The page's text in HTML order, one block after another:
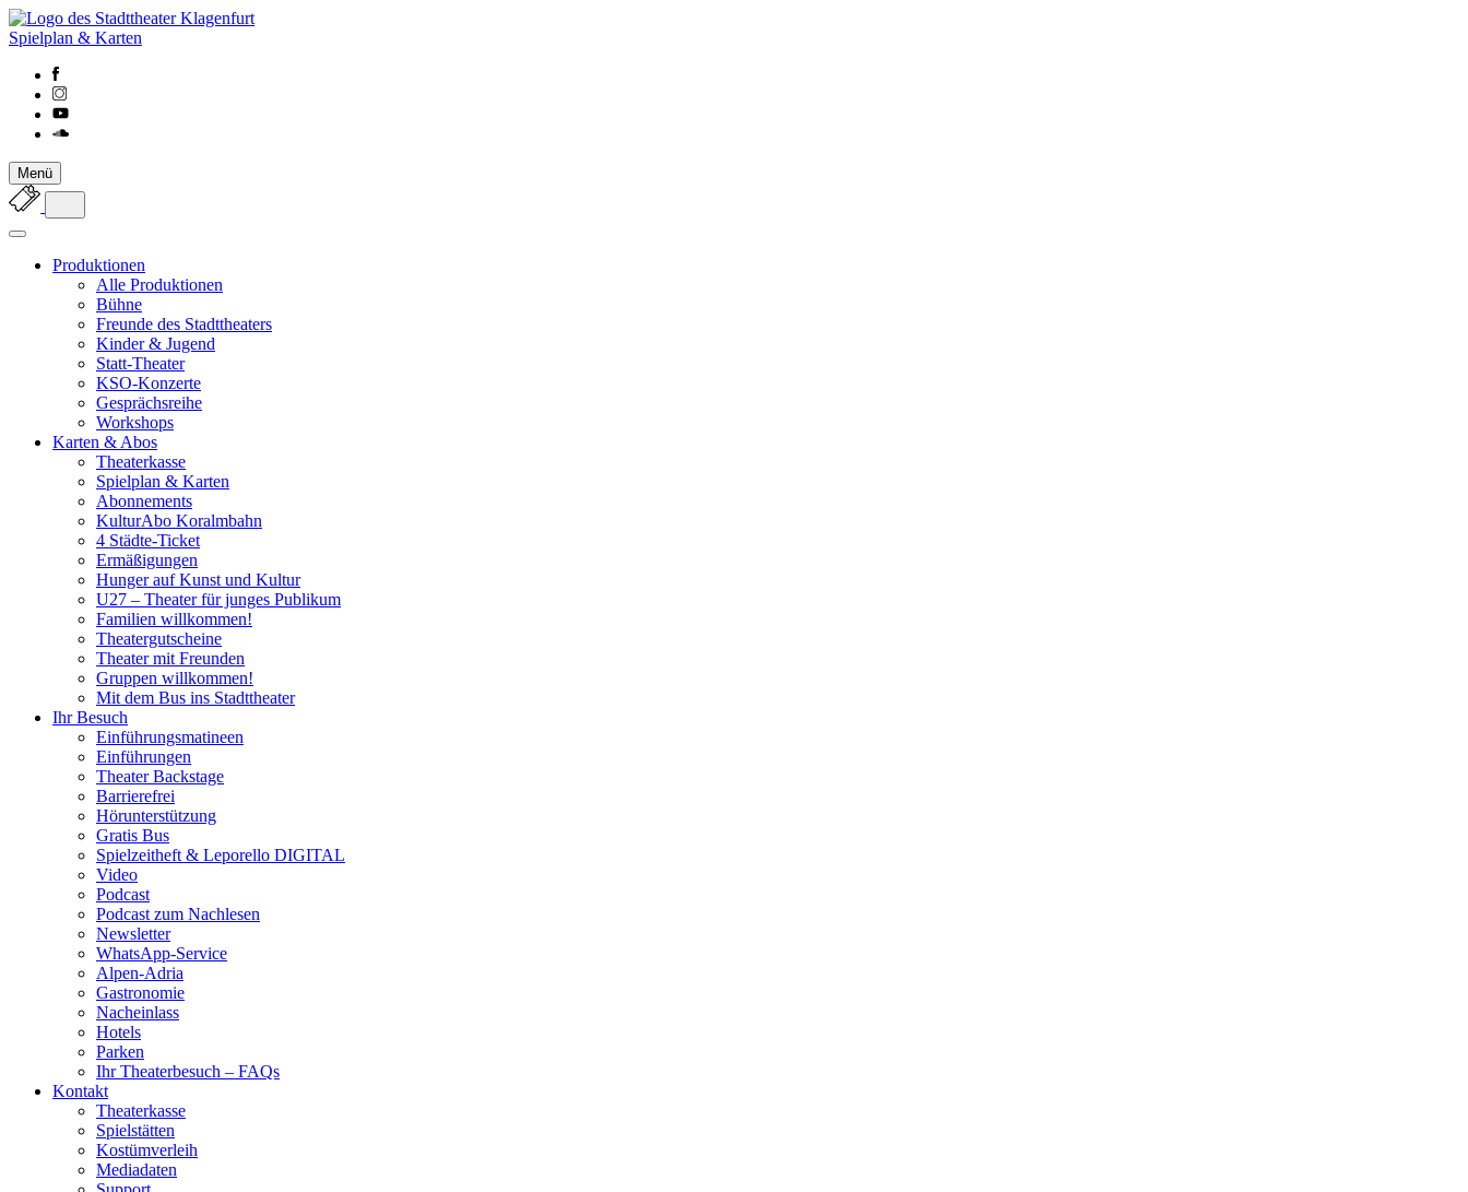
Spielplan & Karten
Menü
Produktionen
Alle Produktionen
Bühne
Freunde des Stadttheaters
Kinder & Jugend
Statt-Theater
KSO-Konzerte
Gesprächsreihe
Workshops
Karten & Abos
Theaterkasse
Spielplan & Karten
Abonnements
KulturAbo Koralmbahn
4 Städte-Ticket
Ermäßigungen
Hunger auf Kunst und Kultur
U27 – Theater für junges Publikum
Familien willkommen!
Theatergutscheine
Theater mit Freunden
Gruppen willkommen!
Mit dem Bus ins Stadttheater
Ihr Besuch
Einführungsmatineen
Einführungen
Theater Backstage
Barrierefrei
Hörunterstützung
Gratis Bus
Spielzeitheft & Leporello DIGITAL
Video
Podcast
Podcast zum Nachlesen
Newsletter
WhatsApp-Service
Alpen-Adria
Gastronomie
Nacheinlass
Hotels
Parken
Ihr Theaterbesuch – FAQs
Kontakt
Theaterkasse
Spielstätten
Kostümverleih
Mediadaten